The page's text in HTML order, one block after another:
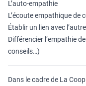
L’auto-empathie
L’écoute empathique de
Établir un lien avec
Différencier l’empathie
conseils…)
Dans le cadre de La